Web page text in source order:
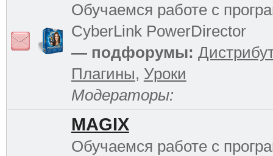
Обучаемся работе с
CyberLink PowerDirector
— подфорумы:
Плагины, Уроки
Модераторы:
MAGIX
Обучаемся работе с